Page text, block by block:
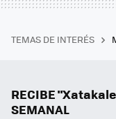
TEMAS DE INTERÉS
RECIBE
SEMANAL